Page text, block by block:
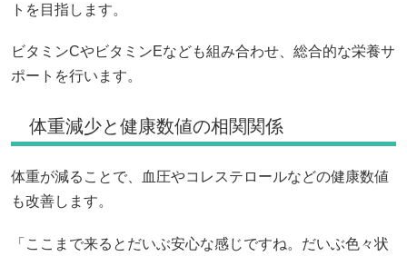
トを目指します。
ビタミンCやビタミンEなども組み合わせ、総合的な栄養サ
ポートを行います。
体重減少と健康数値の相関関係
体重が減ることで、血圧やコレステロールなどの健康数値
も改善します。
「ここまで来るとだいぶ安心な感じですね。だいぶ色々状